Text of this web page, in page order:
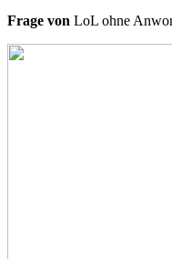
Frage von LoL ohne